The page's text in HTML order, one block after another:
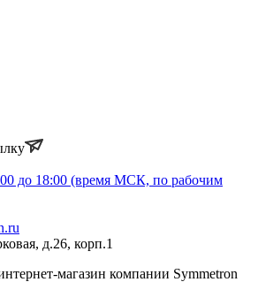
до 18:00 (время МСК, по рабочим
д.26, корп.1
магазин компании Symmetron